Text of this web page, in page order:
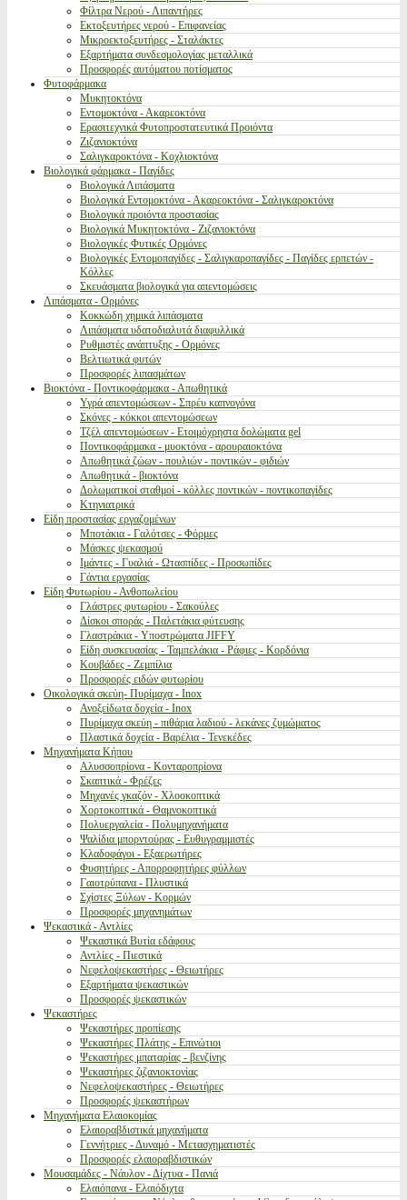
Φίλτρα Νερού - Λιπαντήρες
Εκτοξευτήρες νερού - Επιφανείας
Μικροεκτοξευτήρες - Σταλάκτες
Εξαρτήματα συνδεσμολογίας μεταλλικά
Προσφορές αυτόματου ποτίσματος
Φυτοφάρμακα
Μυκητοκτόνα
Εντομοκτόνα - Ακαρεοκτόνα
Ερασιτεχνικά Φυτοπροστατευτικά Προιόντα
Ζιζανιοκτόνα
Σαλιγκαροκτόνα - Κοχλιοκτόνα
Βιολογικά φάρμακα - Παγίδες
Βιολογικά Λιπάσματα
Βιολογικά Εντομοκτόνα - Ακαρεοκτόνα - Σαλιγκαροκτόνα
Βιολογικά προιόντα προστασίας
Βιολογικά Μυκητοκτόνα - Ζιζανιοκτόνα
Βιολογικές Φυτικές Ορμόνες
Βιολογικές Εντομοπαγίδες - Σαλιγκαροπαγίδες - Παγίδες ερπετών -
Κόλλες
Σκευάσματα βιολογικά για απεντομώσεις
Λιπάσματα - Ορμόνες
Κοκκώδη χημικά λιπάσματα
Λιπάσματα υδατοδιαλυτά διαφυλλικά
Ρυθμιστές ανάπτυξης - Ορμόνες
Βελτιωτικά φυτών
Προσφορές λιπασμάτων
Βιοκτόνα - Ποντικοφάρμακα - Απωθητικά
Υγρά απεντομώσεων - Σπρέυ καπνογόνα
Σκόνες - κόκκοι απεντομώσεων
Τζέλ απεντομώσεων - Ετοιμόχρηστα δολώματα gel
Ποντικοφάρμακα - μυοκτόνα - αρουραιοκτόνα
Απωθητικά ζώων - πουλιών - ποντικών - φιδιών
Απωθητικά - βιοκτόνα
Δολωματικοί σταθμοί - κόλλες ποντικών - ποντικοπαγίδες
Κτηνιατρικά
Είδη προστασίας εργαζομένων
Μποτάκια - Γαλότσες - Φόρμες
Μάσκες ψεκασμού
Ιμάντες - Γυαλιά - Ωτασπίδες - Προσωπίδες
Γάντια εργασίας
Είδη Φυτωρίου - Ανθοπωλείου
Γλάστρες φυτωρίου - Σακούλες
Δίσκοι σποράς - Παλετάκια φύτευσης
Γλαστράκια - Υποστρώματα JIFFY
Είδη συσκευασίας - Ταμπελάκια - Ράφιες - Κορδόνια
Κουβάδες - Ζεμπίλια
Προσφορές ειδών φυτωρίου
Οικολογικά σκεύη- Πυρίμαχα - Inox
Ανοξείδωτα δοχεία - Inox
Πυρίμαχα σκεύη - πιθάρια λαδιού - λεκάνες ζυμώματος
Πλαστικά δοχεία - Βαρέλια - Τενεκέδες
Μηχανήματα Κήπου
Αλυσσοπρίονα - Κονταροπρίονα
Σκαπτικά - Φρέζες
Μηχανές γκαζόν - Χλοοκοπτικά
Χορτοκοπτικά - Θαμνοκοπτικά
Πολυεργαλεία - Πολυμηχανήματα
Ψαλίδια μπορντούρας - Ευθυγραμμιστές
Κλαδοφάγοι - Εξαερωτήρες
Φυσητήρες - Απορροφητήρες φύλλων
Γαιοτρύπανα - Πλυστικά
Σχίστες Ξύλων - Κορμών
Προσφορές μηχανημάτων
Ψεκαστικά - Αντλίες
Ψεκαστικά Βυτία εδάφους
Αντλίες - Πιεστικά
Νεφελοψεκαστήρες - Θειωτήρες
Εξαρτήματα ψεκαστικών
Προσφορές ψεκαστικών
Ψεκαστήρες
Ψεκαστήρες προπίεσης
Ψεκαστήρες Πλάτης - Επινώτιοι
Ψεκαστήρες μπαταρίας - βενζίνης
Ψεκαστήρες ζιζανιοκτονίας
Νεφελοψεκαστήρες - Θειωτήρες
Προσφορές ψεκαστήρων
Μηχανήματα Ελαιοκομίας
Ελαιοραβδιστικά μηχανήματα
Γεννήτριες - Δυναμό - Μετασχηματιστές
Προσφορές ελαιοραβδιστικών
Μουσαμάδες - Νάυλον - Δίχτυα - Πανιά
Ελαιόπανα - Ελαιόδιχτα